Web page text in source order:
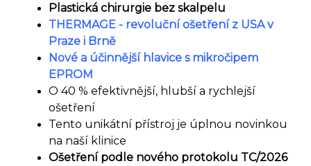
Plastická chirurgie bez skalpelu
THERMAGE - revoluční ošetření z USA v
Praze i Brně
Nové a účinnější hlavice s mikročipem
EPROM
O 40 % efektivnější, hlubší a rychlejší
ošetření
Tento unikátní přístroj je úplnou novinkou
na naší klinice
Ošetření podle nového protokolu TC/2026